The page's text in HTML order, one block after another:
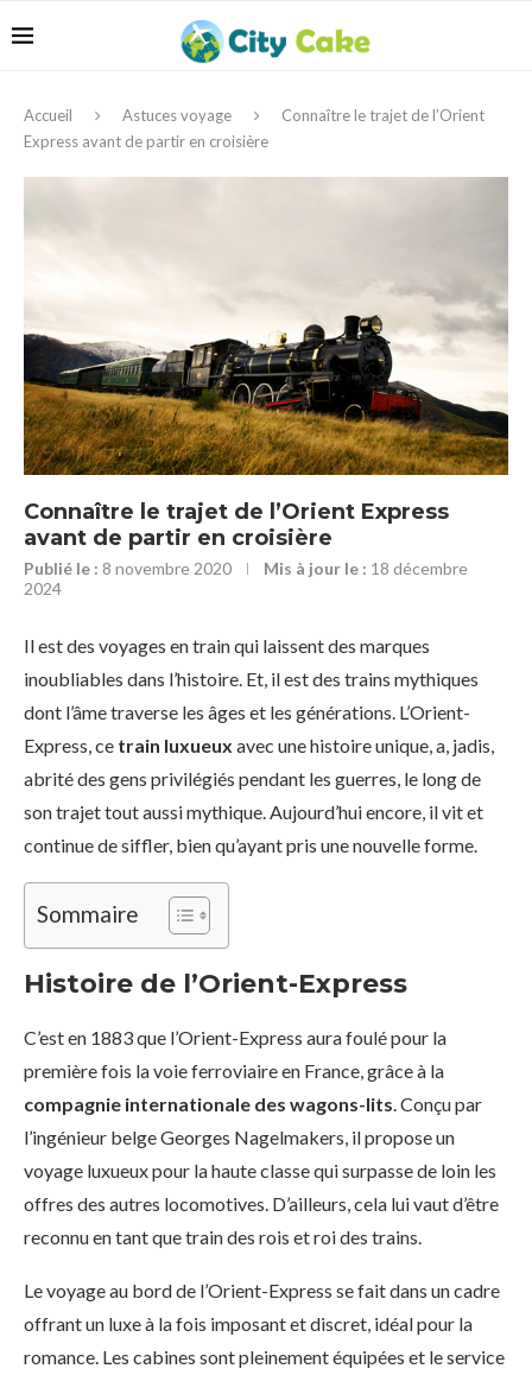
Accueil Astuces voyage
Connaître le trajet de l’Orient
Express avant de partir en croisière
Connaître le trajet de l’Orient Express
avant de partir en croisière
Publié le : 8 novembre 2020 Mis à jour le : 18 décembre
2024
Il est des voyages en train qui laissent des marques
inoubliables dans l’histoire. Et, il est des trains mythiques
dont l’âme traverse les âges et les générations. L’Orient-
Express, ce train luxueux avec une histoire unique, a, jadis,
abrité des gens privilégiés pendant les guerres, le long de
son trajet tout aussi mythique. Aujourd’hui encore, il vit et
continue de siffler, bien qu’ayant pris une nouvelle forme.
Sommaire
Histoire de l’Orient-Express
C’est en 1883 que l’Orient-Express aura foulé pour la
première fois la voie ferroviaire en France, grâce à la
compagnie internationale des wagons-lits . Conçu par
l’ingénieur belge Georges Nagelmakers, il propose un
voyage luxueux pour la haute classe qui surpasse de loin les
offres des autres locomotives. D’ailleurs, cela lui vaut d’être
reconnu en tant que train des rois et roi des trains.
Le voyage au bord de l’Orient-Express se fait dans un cadre
offrant un luxe à la fois imposant et discret, idéal pour la
romance. Les cabines sont pleinement équipées et le service